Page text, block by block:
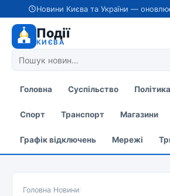
Новини Києва та України —
Події
КИЄВА
Головна Суспільство Політика
Спорт Транспорт Магазини
Графік відключень Мережі
Головна/Новини/